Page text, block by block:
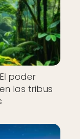
poder
las tribus